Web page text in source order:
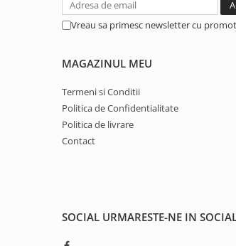
1.8.10. Volante
1.8.11. Ambreaje lamelare și
Vreau sa primesc newsletter cu
MAGAZINUL MEU
Termeni si Conditii
Politica de Confidentialitate
Politica de livrare
Contact
SOCIAL URMARESTE-NE IN